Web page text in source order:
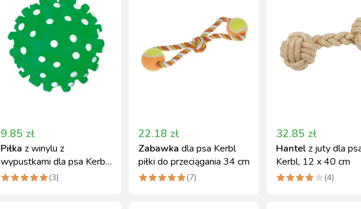
9.85 zł
Piłka z winylu z
wypustkami dla psa Kerbl,
10 cm
(3)
22.18 zł
Zabawka dla psa Kerbl
piłki do przeciągania 34 cm
(7)
32.85 zł
Hantelz juty dla
Kerbl, 12 x 40 cm
(4)